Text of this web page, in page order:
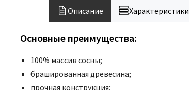
Описание Характеристики
Основные преимущества:
100% массив сосны;
брашированная древесина;
прочная конструкция;